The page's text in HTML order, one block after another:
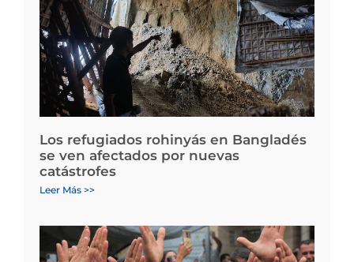
Los refugiados rohinyás en Bangladés
se ven afectados por nuevas
catástrofes
Leer Más >>